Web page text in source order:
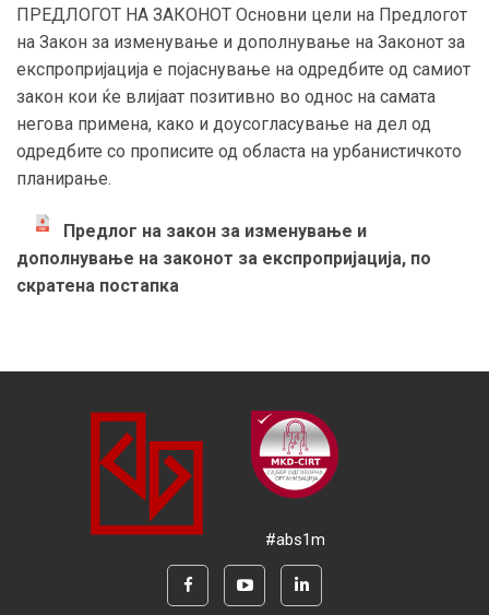
ПРЕДЛОГОТ НА ЗАКОНОТ Основни цели на Предлогот
на Закон за изменување и дополнување на Законот за
експропријација е појаснување на одредбите од самиот
закон кои ќе влијаат позитивно во однос на самата
негова примена, како и доусогласување на дел од
одредбите со прописите од областа на урбанистичкото
планирање.
Предлог на закон за изменување и
дополнување на законот за експропријација, по
скратена постапка
#abs1m